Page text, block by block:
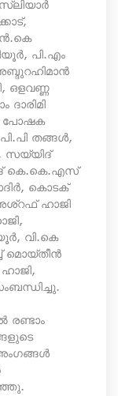
പി.എം
ഒളവണ്ണ
പോഷക
തങ്ങള്‍,
സയ്യിദ്
കെ.കെ.എസ്
കൊടക്
ഹാജി
വി.കെ
മൊയ്തീന്‍
രണ്ടാം